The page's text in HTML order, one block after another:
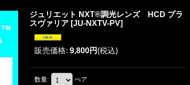
ジュリエット NXT®調光レンズ HCD プラ
スヴァリア [JU-NXTV-PV]
販売価格: 9,800円 (税込)
数量: ぺア